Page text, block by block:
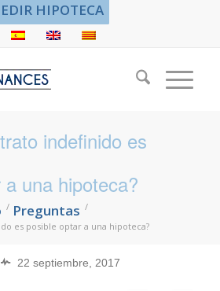
HIPOTECA
indefinido es
una hipoteca?
/ Preguntas /
es posible optar a una hipoteca?
22 septiembre, 2017